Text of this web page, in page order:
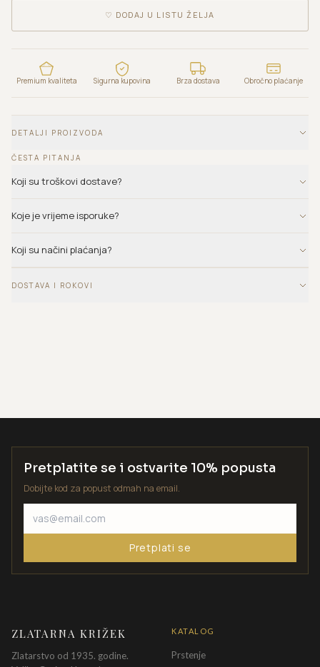
♡ DODAJ U LISTU ŽELJA
Premium kvaliteta Sigurna kupovina Brza dostava Obročno plaćanje
DETALJI PROIZVODA
ČESTA PITANJA
Koji su troškovi dostave?
Koje je vrijeme isporuke?
Koji su načini plaćanja?
DOSTAVA I ROKOVI
Pretplatite se i ostvarite 10% popusta
Dobijte kod za popust odmah na email.
Pretplati se
ZLATARNA KRIŽEK
Zlatarstvo od 1935. godine.
KATALOG
Prstenje